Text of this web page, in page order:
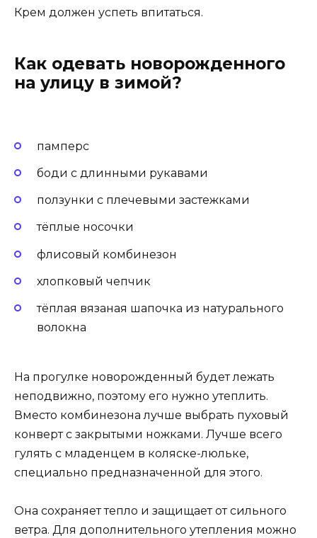
Крем должен успеть впитаться.
Как одевать новорожденного
на улицу в зимой?
памперс
боди с длинными рукавами
ползунки с плечевыми застежками
тёплые носочки
флисовый комбинезон
хлопковый чепчик
тёплая вязаная шапочка из натурального
волокна
На прогулке новорожденный будет лежать
неподвижно, поэтому его нужно утеплить.
Вместо комбинезона лучше выбрать пуховый
конверт с закрытыми ножками. Лучше всего
гулять с младенцем в коляске-люльке,
специально предназначенной для этого.
Она сохраняет тепло и защищает от сильного
ветра. Для дополнительного утепления можно